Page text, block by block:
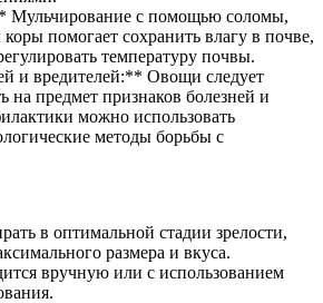
Мульчирование с помощью соломы,
помогает сохранить влагу в почве,
температуру почвы.
и вредителей:** Овощи следует
на предмет признаков болезней и
можно использовать
методы борьбы с
в оптимальной стадии зрелости,
размера и вкуса.
вручную или с использованием